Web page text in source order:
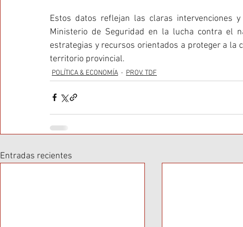
Estos datos reflejan las claras intervenciones
Ministerio de Seguridad en la lucha contra el
estrategias y recursos orientados a proteger a la
territorio provincial.
POLÍTICA & ECONOMÍA PROV. TDF
Entradas recientes